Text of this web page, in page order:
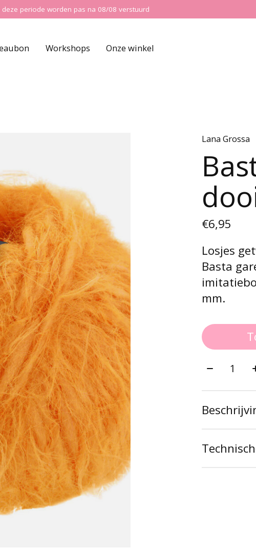
periode worden pas na 08/08 verstuurd
Workshops Onze winkel
Lana Grossa
€6,95
Losjes
Basta
mm.
Aantal: